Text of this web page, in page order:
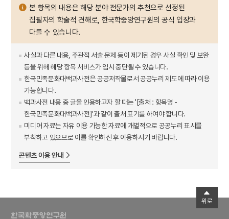
본 항목의 내용은 해당 분야 전문가의 추천으로 선정된
집필자의 학술적 견해로, 한국학중앙연구원의 공식 입장과
다를 수 있습니다.
사실과 다른 내용, 주관적 서술 문제 등이 제기된 경우 사실 확인 및 보완
등을 위해 해당 항목 서비스가 임시 중단될 수 있습니다.
한국민족문화대백과사전은 공공저작물로서 공공누리 제도에 따라 이용
가능합니다.
백과사전 내용 중 글을 인용하고자 할 때는 '[출처 : 항목명 -
한국민족문화대백과사전]'과 같이 출처 표기를 하여야 합니다.
미디어 자료는 자유 이용 가능한 자료에 개별적으로 공공누리 표시를
부착하고 있으므로 이를 확인하신 후 이용하시기 바랍니다.
콘텐츠 이용 안내
위로